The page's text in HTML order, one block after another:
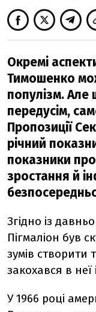
Окремі
Тимошенко
популізм. Але
передусім,
Пропозиції
річний
показники
зростання й
Згідно із
Пігмаліон був
зумів створити
закохався в неї
У 1966 році